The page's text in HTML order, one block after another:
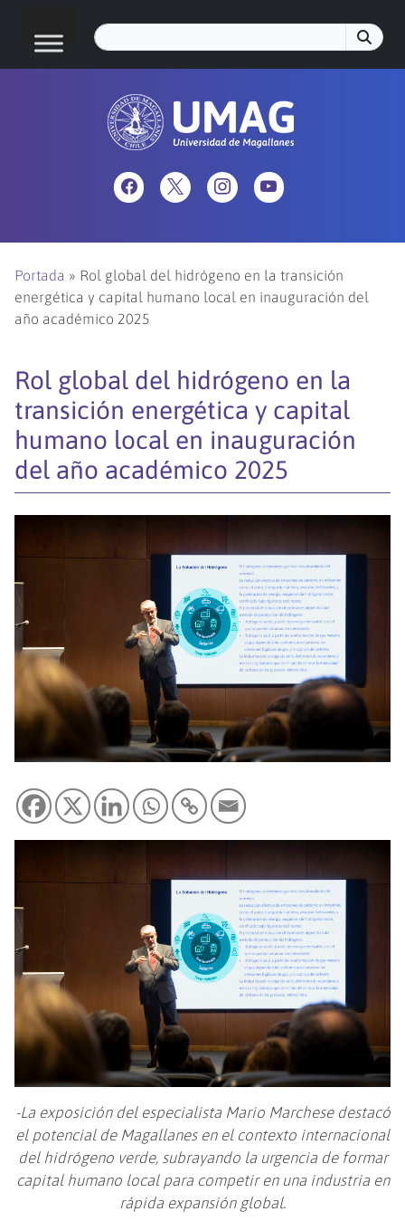
Portada » Rol global del hidrógeno en la transición
energética y capital humano local en inauguración del
año académico 2025
Rol global del hidrógeno en la
transición energética y capital
humano local en inauguración
del año académico 2025
-La exposición del especialista Mario Marchese destacó
el potencial de Magallanes en el contexto internacional
del hidrógeno verde, subrayando la urgencia de formar
capital humano local para competir en una industria en
rápida expansión global.